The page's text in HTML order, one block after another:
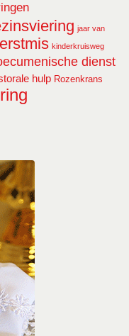
jaar van
kinderkruisweg
dienst
hulp Rozenkrans